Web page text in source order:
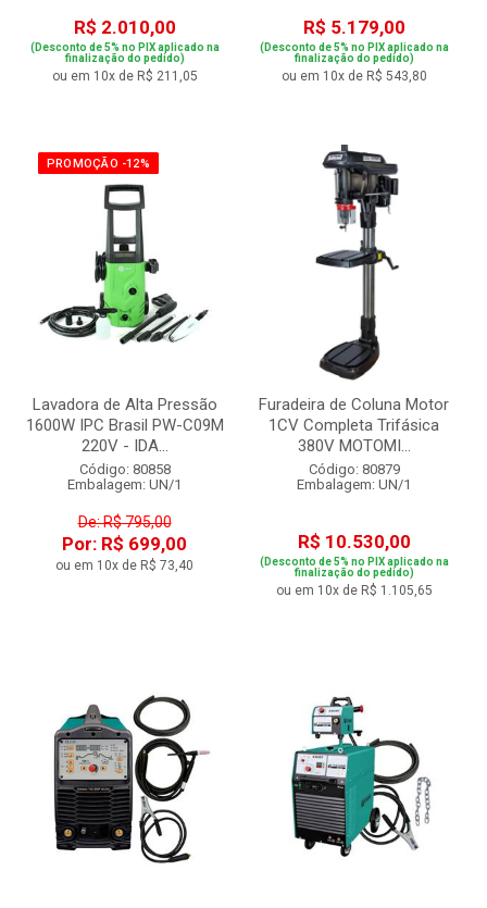
R$ 2.010,00
(Desconto de 5% no PIX aplicado na
finalização do pedido)
ou em 10x de R$ 211,05
R$ 5.179,00
(Desconto de 5% no PIX aplicado na
finalização do pedido)
ou em 10x de R$ 543,80
PROMOÇÃO -12%
Lavadora de Alta Pressão
1600W IPC Brasil PW-C09M
220V - IDA...
Código: 80858
Embalagem: UN/1
De: R$ 795,00
Por: R$ 699,00
ou em 10x de R$ 73,40
Furadeira de Coluna Motor
1CV Completa Trifásica
380V MOTOMI...
Código: 80879
Embalagem: UN/1
R$ 10.530,00
(Desconto de 5% no PIX aplicado na
finalização do pedido)
ou em 10x de R$ 1.105,65